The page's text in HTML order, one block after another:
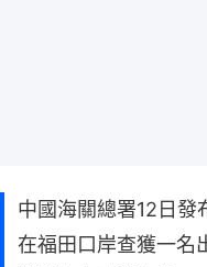
中國海關總署12日發
在福田口岸查獲一名